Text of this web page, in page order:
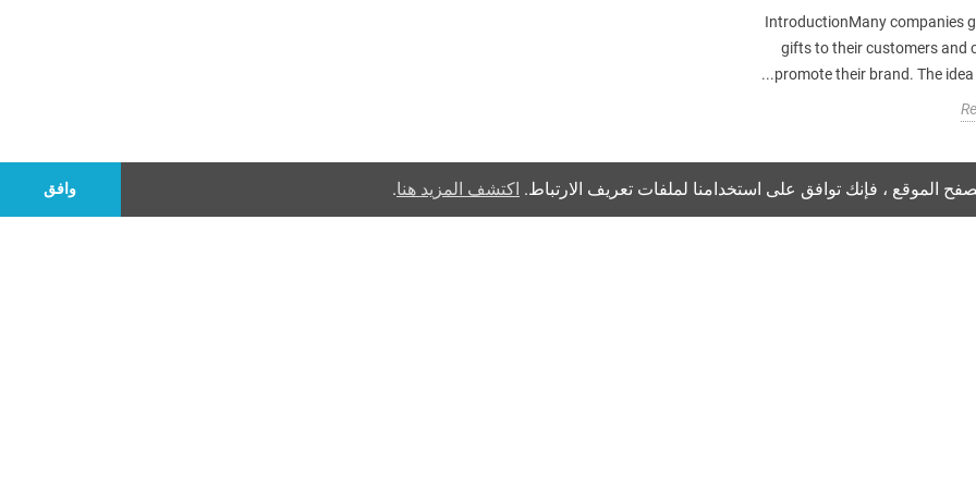
IntroductionMany companies
gifts to their customers and
promote their brand. The idea
الموقع ، فإنك توافق على استخدامنا لملفات تعريف الارتباط. اكتشف المزيد هنا. وافق